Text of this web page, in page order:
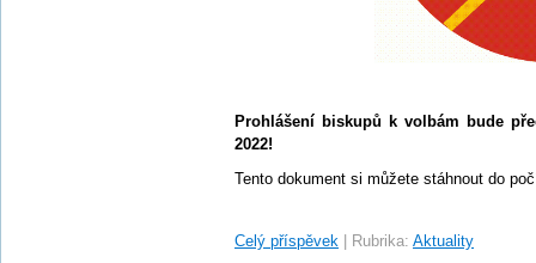
Prohlášení biskupů k volbám bude
2022!
Tento dokument si můžete stáhnout do
Celý příspěvek Rubrika: Aktuality